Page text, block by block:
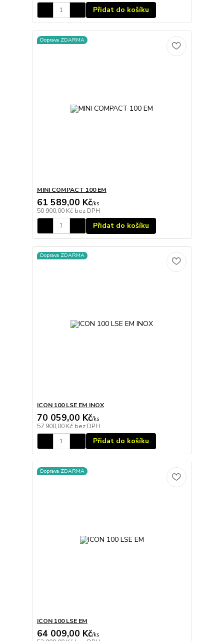
Přidat do košíku
Doprava ZDARMA
MINI COMPACT 100 EM
61 589,00 Kč/ks
50 900,00 Kč bez DPH
Přidat do košíku
Doprava ZDARMA
ICON 100 LSE EM INOX
70 059,00 Kč/ks
57 900,00 Kč bez DPH
Přidat do košíku
Doprava ZDARMA
ICON 100 LSE EM
64 009,00 Kč/ks